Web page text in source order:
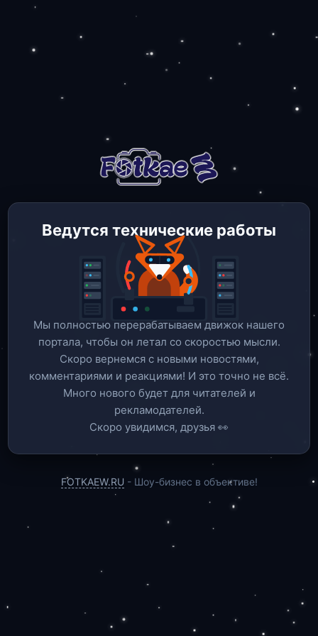
Ведутся технические работы
Мы полностью перерабатываем движок нашего
портала, чтобы он летал со скоростью мысли.
Скоро вернемся c новыми новостями,
комментариями и реакциями! И это точно не всё.
Много нового будет для читателей и
рекламодателей.
Скоро увидимся, друзья 👀
FOTKAEW.RU - Шоу-бизнес в объективе!